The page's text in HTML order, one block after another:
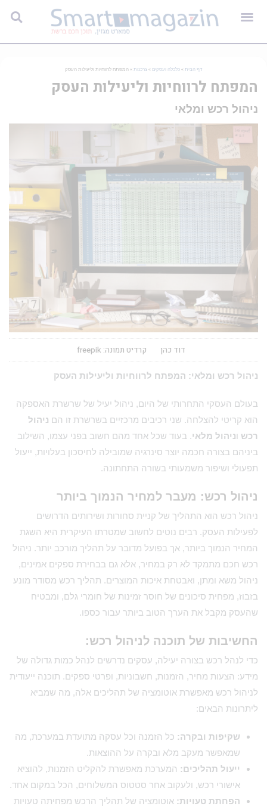
דף הבית » כלכלה ועסקים » צרכנות » המפתח לרווחיות וליעילות העסק
המפתח לרווחיות וליעילות העסק
ניהול רכש ומלאי
דוד כהן קרדיט תמונה: freepik
ניהול רכש ומלאי: המפתח לרווחיות וליעילות העסק
בעולם העסקי התחרותי של היום, ניהול יעיל של שרשרת האספקה
הוא קריטי להצלחה. שני רכיבים מרכזיים בשרשרת זו הם ניהול
רכש וניהול מלאי. בעוד שכל אחד מהם חשוב בפני עצמו, השילוב
ביניהם בצורה חכמה יוצר סינרגיה שמובילה לחיסכון בעלויות, ייעול
תפעולי ושיפור משמעותי בשורה התחתונה.
ניהול רכש: מעבר למחיר הנמוך ביותר
ניהול רכש הוא התהליך של קניית סחורות ושירותים הדרושים
לפעילות העסק. רבים נוטים לחשוב שמטרתו העיקרית היא השגת
המחיר הנמוך ביותר, אך בפועל מדובר על תהליך מורכב יותר. ניהול
רכש חכם מתמקד לא רק במחיר, אלא גם בבחירת ספקים אמינים,
ניהול משא ומתן, ואבטחת איכות המוצרים. תהליך רכש מסודר מונע
בזבוז, מפחית סיכונים של חוסר זמינות של חומרי גלם, ומבטיח
שהעסק מקבל את הערך הטוב ביותר עבור כספו.
החשיבות של תוכנה לניהול רכש:
כדי לנהל רכש בצורה יעילה, עסקים נדרשים לנהל כמות גדולה של
מידע: הצעות מחיר, הזמנות, חשבוניות, ופרטי ספקים. תוכנה ייעודית
לניהול רכש מאפשרת אוטומציה של תהליכים אלה, מה שמביא
ליתרונות הבאים:
שקיפות ובקרה: כל הזמנה וכל עסקה מתועדת במערכת, מה
שמאפשר מעקב מלא ובקרה על ההוצאות.
ייעול תהליכים: המערכת מאפשרת להקליט הזמנות, להוציא
אישורי רכש, ולעקוב אחר סטטוס המשלוחים, הכל במקום אחד.
הפחתת טעויות: אוטומציה של תהליך הרכש מפחיתה טעויות